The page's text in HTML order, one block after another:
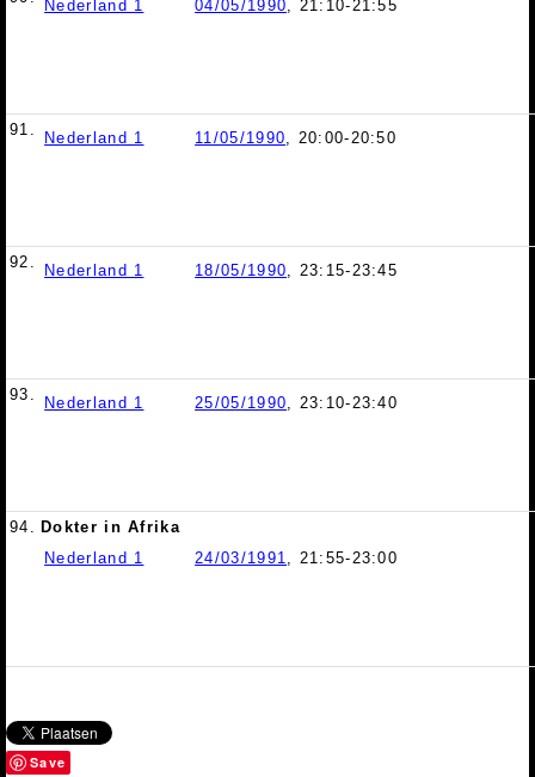
Nederland 1 04/05/1990, 21:10-21:55
91. Nederland 1 11/05/1990, 20:00-20:50
92. Nederland 1 18/05/1990, 23:15-23:45
93. Nederland 1 25/05/1990, 23:10-23:40
94. Dokter in Afrika
Nederland 1
24/03/1991, 21:55-23:00
Save